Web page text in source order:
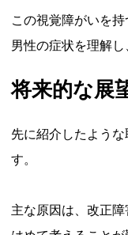
この視覚障がいを
男性の症状を理解
将来的な展
先に紹介したよう
す。
主な原因は、改正